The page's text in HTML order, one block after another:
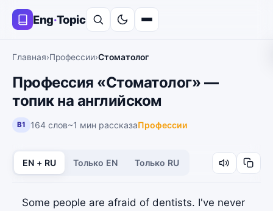
Eng·Topic
Главная›Профессии›Стоматолог
Профессия «Стоматолог» —
топик на английском
B1 164 слов~1 мин рассказаПрофессии
EN + RU Только EN Только RU
Some people are afraid of dentists. I've never